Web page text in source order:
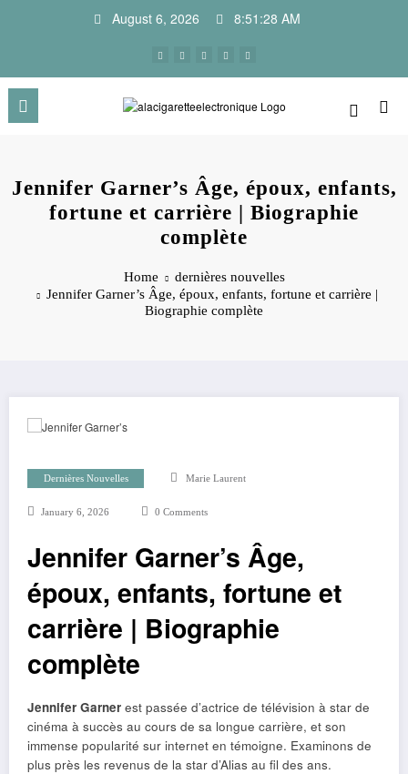
August 6, 2026 8:51:29 AM
Jennifer Garner’s Âge, époux, enfants,
fortune et carrière | Biographie
complète
Home
dernières nouvelles
Jennifer Garner’s Âge, époux, enfants, fortune et carrière |
Biographie complète
Dernières Nouvelles Marie Laurent
January 6, 2026 0 Comments
Jennifer Garner’s Âge,
époux, enfants, fortune et
carrière | Biographie
complète
Jennifer Garner est passée d’actrice de télévision à star de
cinéma à succès au cours de sa longue carrière, et son
immense popularité sur internet en témoigne. Examinons de
plus près les revenus de la star d’Alias ​​au fil des ans.